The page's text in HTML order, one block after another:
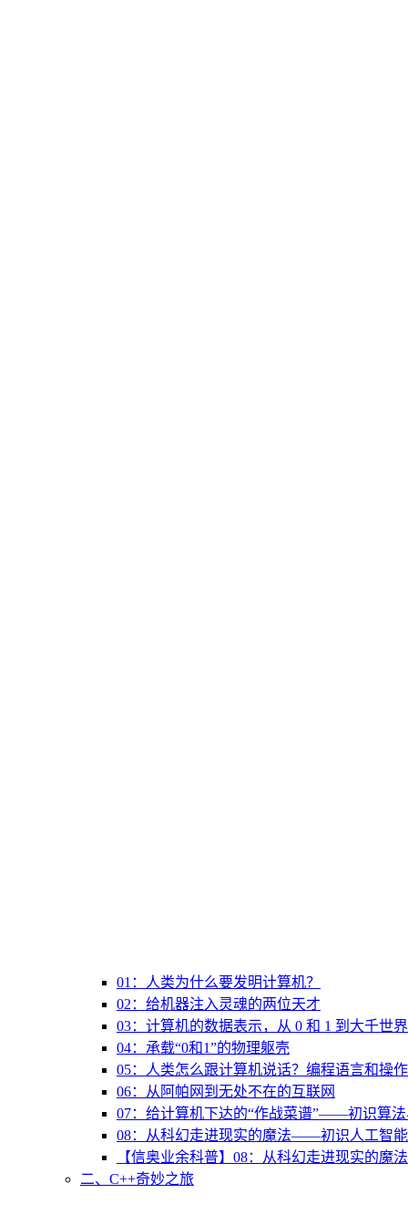
01：人类为什么要发明计算机？
02：给机器注入灵魂的两位天才
03：计算机的数据表示，从 0 和 1 到大千世界
04：承载“0和1”的物理躯壳
05：人类怎么跟计算机说话？编程语言和操
06：从阿帕网到无处不在的互联网
07：给计算机下达的“作战菜谱”——初识算法
08：从科幻走进现实的魔法——初识人工智能
【信奥业余科普】08：从科幻走进现实的魔
二、C++奇妙之旅